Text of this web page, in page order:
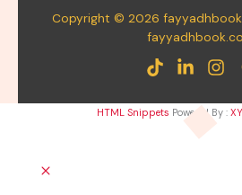
Copyright © 2026
HTML Snippets Powered By :